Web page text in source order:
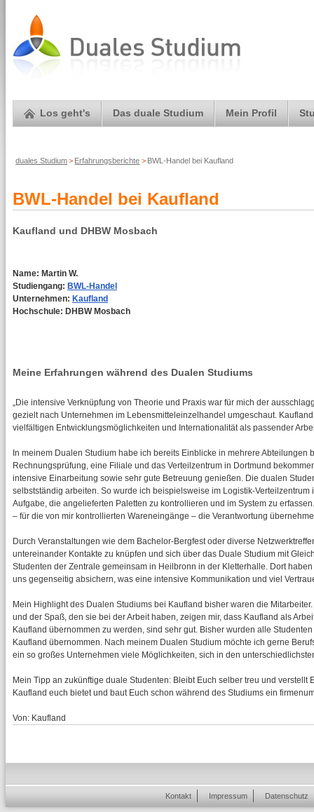
Los geht's Das duale Studium Mein Profil
duales Studium> Erfahrungsberichte > BWL-Handel bei Kaufland
BWL-Handel bei Kaufland
Kaufland und DHBW Mosbach
Name: Martin W.
Studiengang: BWL-Handel
Unternehmen: Kaufland
Hochschule: DHBW Mosbach
Meine Erfahrungen während des Dualen Studiums
„Die intensive Verknüpfung von Theorie und Praxis war für mich der
gezielt nach Unternehmen im Lebensmitteleinzelhandel umgeschaut.
vielfältigen Entwicklungsmöglichkeiten und Internationalität als passender
In meinem Dualen Studium habe ich bereits Einblicke in mehrere Abteilungen
Rechnungsprüfung, eine Filiale und das Verteilzentrum in Dortmund
intensive Einarbeitung sowie sehr gute Betreuung genießen. Die dualen
selbstständig arbeiten. So wurde ich beispielsweise im Logistik-
Aufgabe, die angelieferten Paletten zu kontrollieren und im System zu
– für die von mir kontrollierten Wareneingänge – die Verantwortung
Durch Veranstaltungen wie dem Bachelor-Bergfest oder diverse
untereinander Kontakte zu knüpfen und sich über das Duale Studium mit
Studenten der Zentrale gemeinsam in Heilbronn in der Kletterhalle. Dort
uns gegenseitig absichern, was eine intensive Kommunikation und viel
Mein Highlight des Dualen Studiums bei Kaufland bisher waren die
und der Spaß, den sie bei der Arbeit haben, zeigen mir, dass Kaufland als
Kaufland übernommen zu werden, sind sehr gut. Bisher wurden alle
Kaufland übernommen. Nach meinem Dualen Studium möchte ich gerne
ein so großes Unternehmen viele Möglichkeiten, sich in den
Mein Tipp an zukünftige duale Studenten: Bleibt Euch selber treu und verstellt
Kaufland euch bietet und baut Euch schon während des Studiums ein
Von: Kaufland
Kontakt Impressum Datenschutz